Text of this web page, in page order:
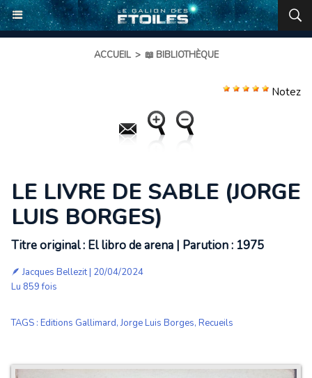
ACCUEIL > 📖 BIBLIOTHÈQUE
Notez
LE LIVRE DE SABLE (JORGE
LUIS BORGES)
Titre original : El libro de arena | Parution : 1975
🪶Jacques Bellezit| 20/04/2024
Lu 859 fois
TAGS : Editions Gallimard,Jorge Luis Borges, Recueils